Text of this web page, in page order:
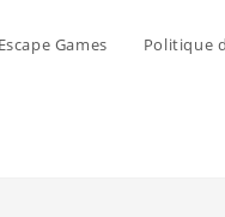
Escape Games Politique